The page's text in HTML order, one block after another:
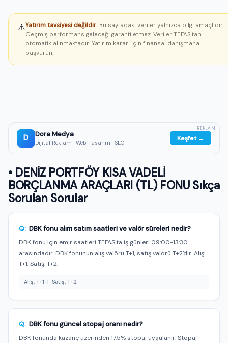
⚠️Yatırım tavsiyesi değildir. Bu sayfadaki veriler yalnızca bilgi amaçlıdır.
Geçmiş performans geleceği garanti etmez. Veriler TEFAS'tan
otomatik alınmaktadır. Yatırım kararı için finansal danışmana
başvurun.
D Dora Medya
Dijital Reklam · Web Tasarım · SEO
Keşfet →
REKLAM
• DENİZ PORTFÖY KISA VADELİ
BORÇLANMA ARAÇLARI (TL) FONU Sıkça
Sorulan Sorular
Q: DBK fonu alım satım saatleri ve valör süreleri nedir?
DBK fonu için emir saatleri TEFAS'ta iş günleri 09:00-13:30
arasındadır. DBK fonunun alış valörü T+1, satış valörü T+2'dir. Alış:
T+1, Satış: T+2.
Alış: T+1 | Satış: T+2
Q: DBK fonu güncel stopaj oranı nedir?
DBK fonunda kazanç üzerinden 17,5% stopaj uygulanır. Stopaj